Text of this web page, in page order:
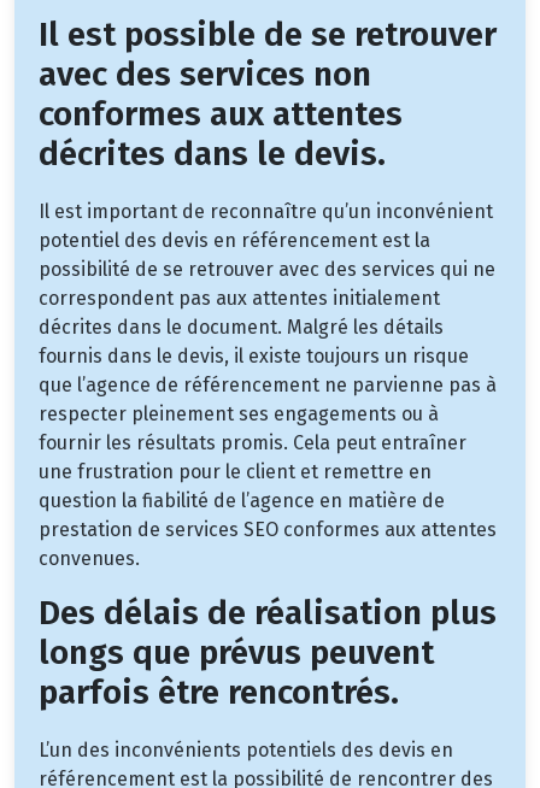
Il est possible de se retrouver
avec des services non
conformes aux attentes
décrites dans le devis.
Il est important de reconnaître qu’un inconvénient
potentiel des devis en référencement est la
possibilité de se retrouver avec des services qui ne
correspondent pas aux attentes initialement
décrites dans le document. Malgré les détails
fournis dans le devis, il existe toujours un risque
que l’agence de référencement ne parvienne pas à
respecter pleinement ses engagements ou à
fournir les résultats promis. Cela peut entraîner
une frustration pour le client et remettre en
question la fiabilité de l’agence en matière de
prestation de services SEO conformes aux attentes
convenues.
Des délais de réalisation plus
longs que prévus peuvent
parfois être rencontrés.
L’un des inconvénients potentiels des devis en
référencement est la possibilité de rencontrer des